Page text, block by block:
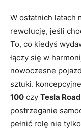
W ostatnich latach
rewolucję, jeśli
To, co kiedyś
łączy się w
nowoczesne
sztuki.
100 czy Tesla
postrzeganie
pełnić rolę nie